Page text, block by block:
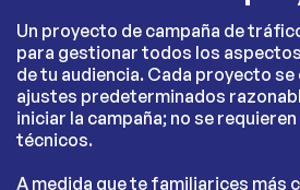
Un proyecto de campaña de
para gestionar todos los
de tu audiencia. Cada proyecto
ajustes predeterminados
iniciar la campaña; no se
técnicos.
A medida que te familiarices más